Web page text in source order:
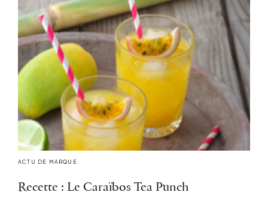
ACTU DE MARQUE
Recette : Le Caraïbos Tea Punch